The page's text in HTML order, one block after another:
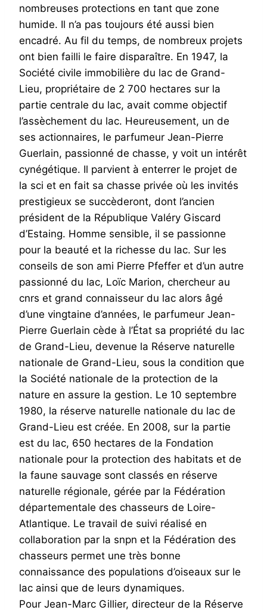
nombreuses protections en tant que zone
humide. Il n’a pas toujours été aussi bien
encadré. Au fil du temps, de nombreux projets
ont bien failli le faire disparaître. En 1947, la
Société civile immobilière du lac de Grand-
Lieu, propriétaire de 2 700 hectares sur la
partie centrale du lac, avait comme objectif
l’assèchement du lac. Heureusement, un de
ses actionnaires, le parfumeur Jean-Pierre
Guerlain, passionné de chasse, y voit un intérêt
cynégétique. Il parvient à enterrer le projet de
la sci et en fait sa chasse privée où les invités
prestigieux se succèderont, dont l’ancien
président de la République Valéry Giscard
d’Estaing. Homme sensible, il se passionne
pour la beauté et la richesse du lac. Sur les
conseils de son ami Pierre Pfeffer et d’un autre
passionné du lac, Loïc Marion, chercheur au
cnrs et grand connaisseur du lac alors âgé
d’une vingtaine d’années, le parfumeur Jean-
Pierre Guerlain cède à l’État sa propriété du lac
de Grand-Lieu, devenue la Réserve naturelle
nationale de Grand-Lieu, sous la condition que
la Société nationale de la protection de la
nature en assure la gestion. Le 10 septembre
1980, la réserve naturelle nationale du lac de
Grand-Lieu est créée. En 2008, sur la partie
est du lac, 650 hectares de la Fondation
nationale pour la protection des habitats et de
la faune sauvage sont classés en réserve
naturelle régionale, gérée par la Fédération
départementale des chasseurs de Loire-
Atlantique. Le travail de suivi réalisé en
collaboration par la snpn et la Fédération des
chasseurs permet une très bonne
connaissance des populations d’oiseaux sur le
lac ainsi que de leurs dynamiques.
Pour Jean-Marc Gillier, directeur de la Réserve